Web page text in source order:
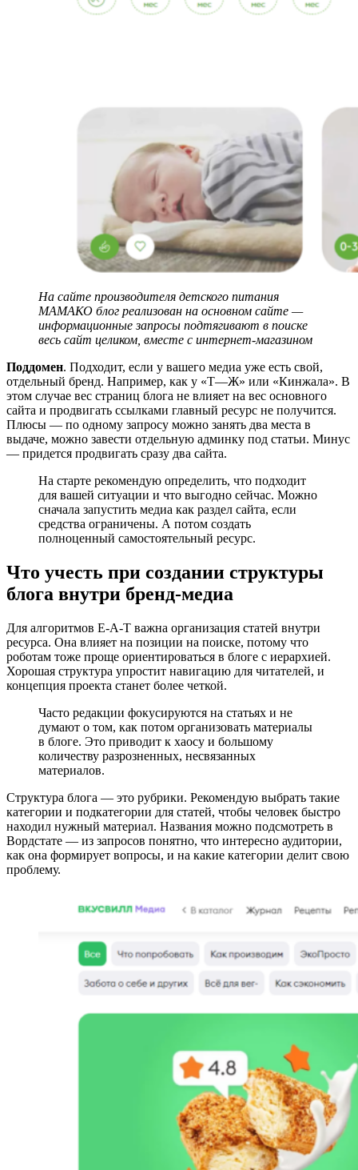
На сайте производителя детского питания
МАМАКО блог реализован на основном сайте —
информационные запросы подтягивают в поиске
весь сайт целиком, вместе с интернет-магазином
Поддомен. Подходит, если у вашего медиа уже есть свой,
отдельный бренд. Например, как у «Т—Ж» или «Кинжала». В
этом случае вес страниц блога не влияет на вес основного
сайта и продвигать ссылками главный ресурс не получится.
Плюсы — по одному запросу можно занять два места в
выдаче, можно завести отдельную админку под статьи. Минус
— придется продвигать сразу два сайта.
На старте рекомендую определить, что подходит
для вашей ситуации и что выгодно сейчас. Можно
сначала запустить медиа как раздел сайта, если
средства ограничены. А потом создать
полноценный самостоятельный ресурс.
Что учесть при создании структуры
блога внутри бренд-медиа
Для алгоритмов E-A-T важна организация статей внутри
ресурса. Она влияет на позиции на поиске, потому что
роботам тоже проще ориентироваться в блоге с иерархией.
Хорошая структура упростит навигацию для читателей, и
концепция проекта станет более четкой.
Часто редакции фокусируются на статьях и не
думают о том, как потом организовать материалы
в блоге. Это приводит к хаосу и большому
количеству разрозненных, несвязанных
материалов.
Структура блога — это рубрики. Рекомендую выбрать такие
категории и подкатегории для статей, чтобы человек быстро
находил нужный материал. Названия можно подсмотреть в
Вордстате — из запросов понятно, что интересно аудитории,
как она формирует вопросы, и на какие категории делит свою
проблему.